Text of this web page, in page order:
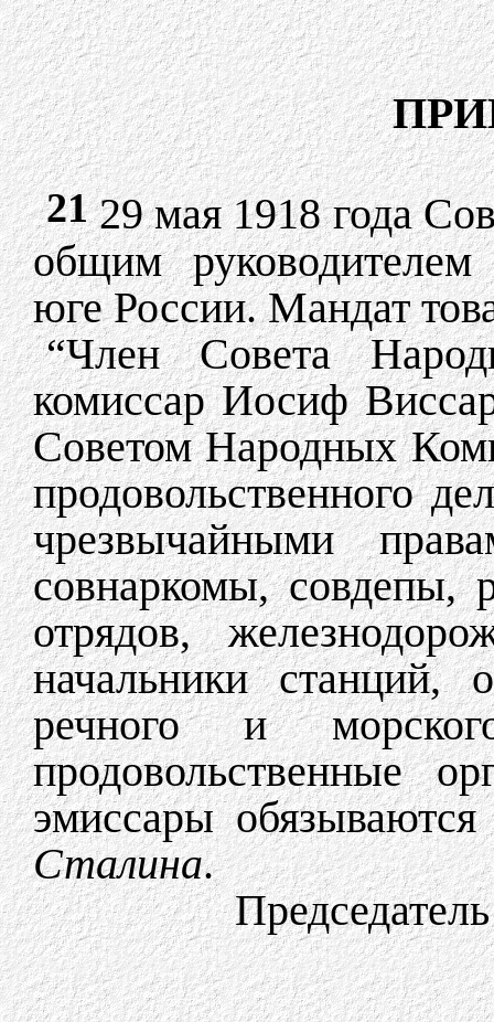
2129 мая 1918 года
общим руководителем
юге России. Мандат
“Член Совета
комиссар Иосиф
Советом Народных
продовольственного
чрезвычайными
совнаркомы, совдепы,
отрядов,
начальники станций,
речного и
продовольственные
эмиссары
Сталина.